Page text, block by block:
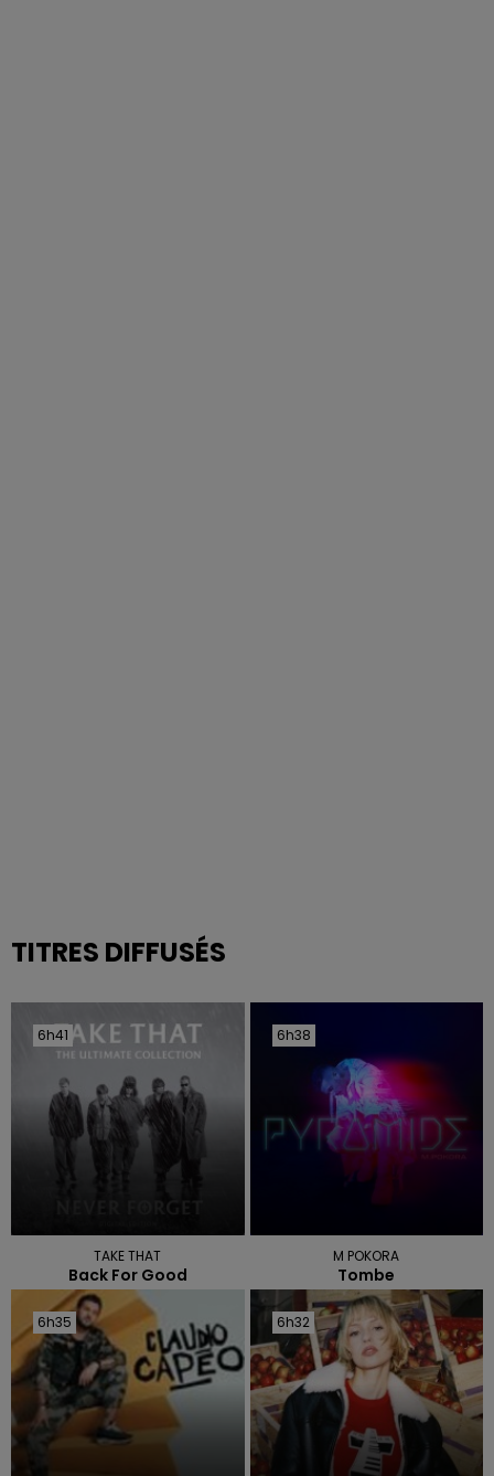
TITRES DIFFUSÉS
6h41
6h41
TAKE THAT
Back For Good
6h38
6h38
M POKORA
Tombe
6h35
6h35 6h32
6h32